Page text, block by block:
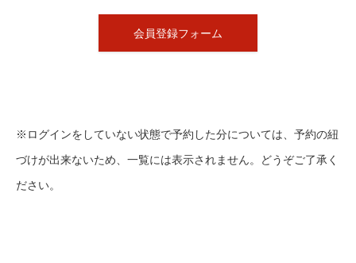
会員登録フォーム
※ログインをしていない状態で予約した分については、予約の紐
づけが出来ないため、一覧には表示されません。どうぞご了承く
ださい。